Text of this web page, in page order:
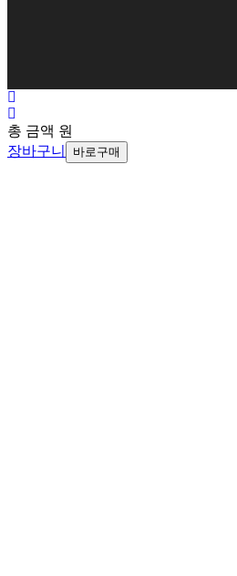
총 금액 원
장바구니
바로구매